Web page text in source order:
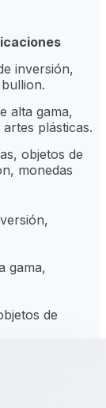
inversión,
alta gama,
artes plásticas.
objetos de
monedas
gama,
de